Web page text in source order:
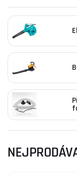
štěrk. Vysavače a
Benzínové jsou
elektrické.
V naší nabídce
nabídkou typů,
vybere každý. Stačí
platbě nás